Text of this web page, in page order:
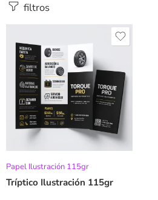
filtros
Papel Ilustración 115gr
Tríptico Ilustración 115gr